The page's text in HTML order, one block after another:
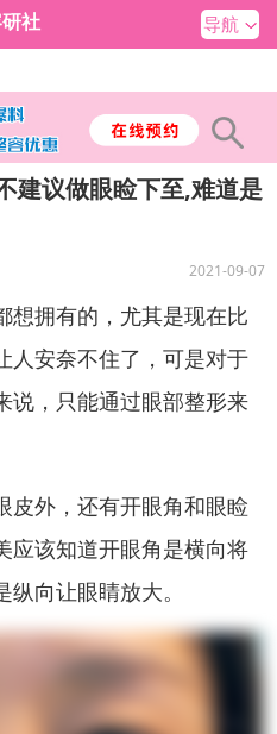
社 导航
建议做眼睑下至,难道是
2021-09-07
想拥有的，尤其是现在比
人安奈不住了，可是对于
说，只能通过眼部整形来
皮外，还有开眼角和眼睑
应该知道开眼角是横向将
向让眼睛放大。